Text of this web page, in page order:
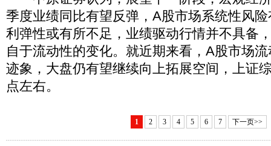
季度业绩同比有望反弹，A股市场系统性风
利弹性或有所不足，业绩驱动行情并不具备
自于流动性的变化。就近期来看，A股市场
迹象，大盘仍有望继续向上拓展空间，上证
点左右。
1 2 3 4 5 6 7 下一页>>